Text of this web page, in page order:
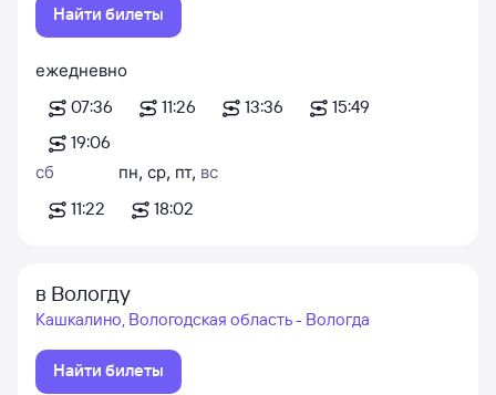
Найти билеты
ежедневно
07:36
11:26 13:36
15:49
19:06
сб
11:22
пн, ср, пт, вс
18:02
в Вологду
Кашкалино, Вологодская область - Вологда
Найти билеты